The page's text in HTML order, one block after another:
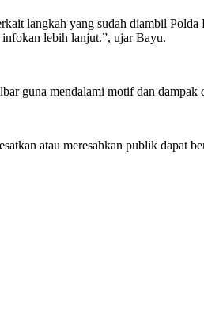
langkah yang sudah diambil
lebih lanjut.”, ujar Bayu.
guna mendalami motif dan dampak
atau meresahkan publik dapat